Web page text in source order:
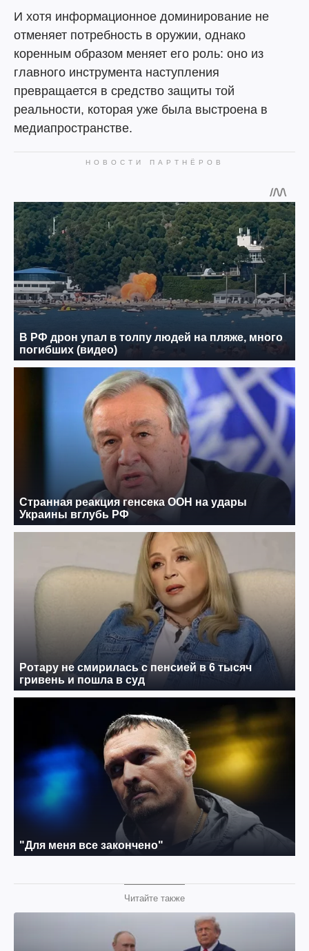
И хотя информационное доминирование не
отменяет потребность в оружии, однако
коренным образом меняет его роль: оно из
главного инструмента наступления
превращается в средство защиты той
реальности, которая уже была выстроена в
медиапространстве.
Читайте также